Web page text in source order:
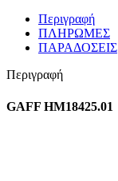
Περιγραφή
ΠΛΗΡΩΜΕΣ
ΠΑΡΑΔΟΣΕΙΣ
Περιγραφή
GAFF HM18425.01